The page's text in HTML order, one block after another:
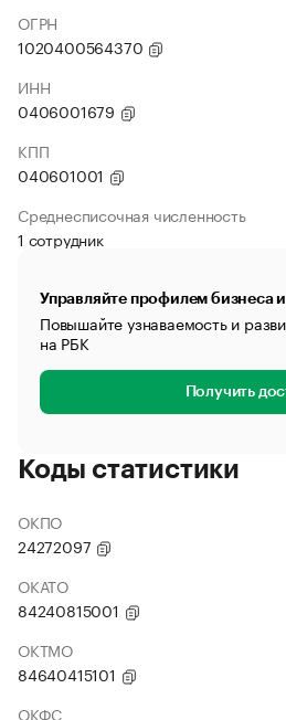
ОГРН
1020400564370
ИНН
0406001679
КПП
040601001
Среднесписочная численность
1 сотрудник
Управляйте профилем бизнеса
Повышайте узнаваемость и
на РБК
Получить
Коды статистики
ОКПО
24272097
ОКАТО
84240815001
ОКТМО
84640415101
ОКФС